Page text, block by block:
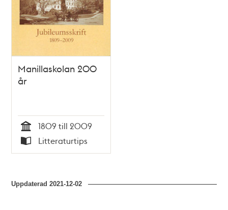
Manillaskolan 200
år
Tid
1809 till 2009
Typ
Litteraturtips
Uppdaterad2021-12-02